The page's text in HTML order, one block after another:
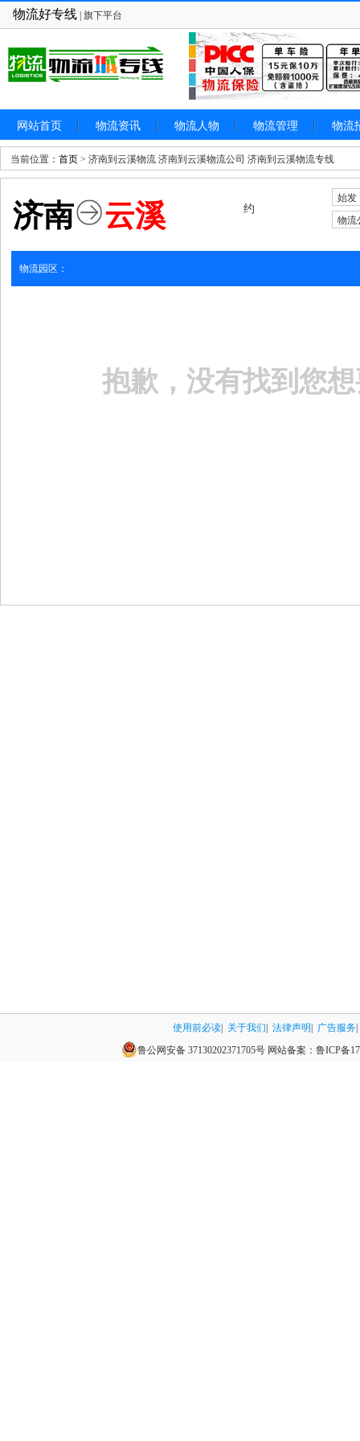
物流好专线 | 旗下平台
网站首页 物流资讯 物流人物 物流管理 物流
当前位置： 首页 > 济南到云溪物流 济南到云溪物流公司 济南到云溪物流专线
济南 云溪 约
始发
物流
物流园区：
抱歉，没有找到您
使用前必读 关于我们 法律声明 广告服务
鲁公网安备 37130202371705号网站备案： 鲁ICP备